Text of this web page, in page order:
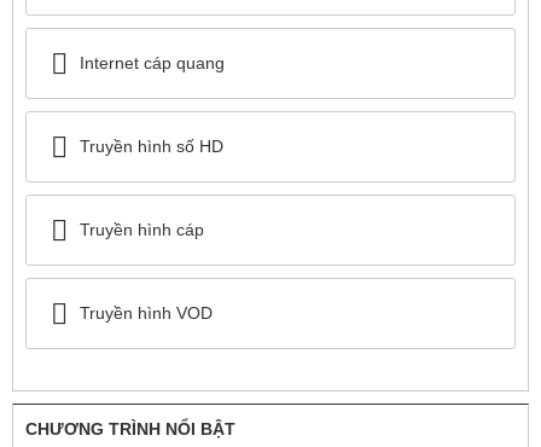
Internet cáp quang
Truyền hình số HD
Truyền hình cáp
Truyền hình VOD
CHƯƠNG TRÌNH NỔI BẬT